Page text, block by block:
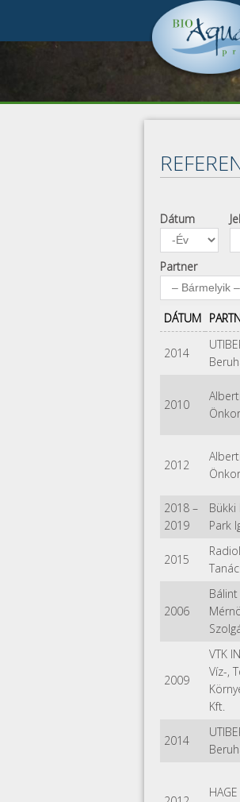
Dátum
Dátum
Partner
DÁTUM
2014
2010
2012
2018 –
2019
Park
2015
2006
2009
VTK
Víz-,
Kft.
2014
Sajo_CSR.JPG